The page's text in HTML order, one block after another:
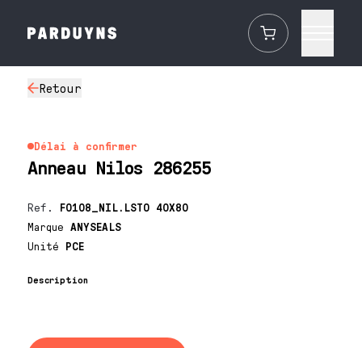
Retour
Délai à confirmer
Anneau Nilos 286255
Ref. F0108_NIL.LSTO 40X80
MarqueANYSEALS
Unité PCE
Description